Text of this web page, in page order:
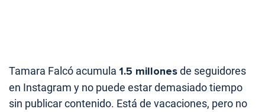
Tamara Falcó acumula 1.5 millonesde seguidores
en Instagram y no puede estar demasiado tiempo
sin publicar contenido. Está de vacaciones, pero no